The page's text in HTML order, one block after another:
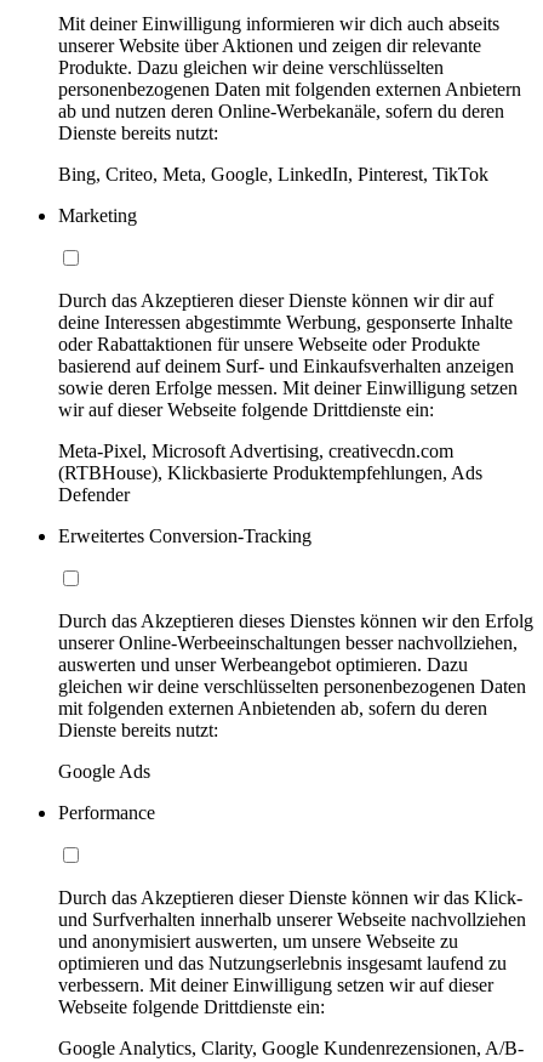
Mit deiner Einwilligung informieren wir dich auch abseits
unserer Website über Aktionen und zeigen dir relevante
Produkte. Dazu gleichen wir deine verschlüsselten
personenbezogenen Daten mit folgenden externen Anbietern
ab und nutzen deren Online-Werbekanäle, sofern du deren
Dienste bereits nutzt:
Bing, Criteo, Meta, Google, LinkedIn, Pinterest, TikTok
Marketing
Durch das Akzeptieren dieser Dienste können wir dir auf
deine Interessen abgestimmte Werbung, gesponserte Inhalte
oder Rabattaktionen für unsere Webseite oder Produkte
basierend auf deinem Surf- und Einkaufsverhalten anzeigen
sowie deren Erfolge messen. Mit deiner Einwilligung setzen
wir auf dieser Webseite folgende Drittdienste ein:
Meta-Pixel, Microsoft Advertising, creativecdn.com
(RTBHouse), Klickbasierte Produktempfehlungen, Ads
Defender
Erweitertes Conversion-Tracking
Durch das Akzeptieren dieses Dienstes können wir den Erfolg
unserer Online-Werbeeinschaltungen besser nachvollziehen,
auswerten und unser Werbeangebot optimieren. Dazu
gleichen wir deine verschlüsselten personenbezogenen Daten
mit folgenden externen Anbietenden ab, sofern du deren
Dienste bereits nutzt:
Google Ads
Performance
Durch das Akzeptieren dieser Dienste können wir das Klick-
und Surfverhalten innerhalb unserer Webseite nachvollziehen
und anonymisiert auswerten, um unsere Webseite zu
optimieren und das Nutzungserlebnis insgesamt laufend zu
verbessern. Mit deiner Einwilligung setzen wir auf dieser
Webseite folgende Drittdienste ein:
Google Analytics, Clarity, Google Kundenrezensionen, A/B-